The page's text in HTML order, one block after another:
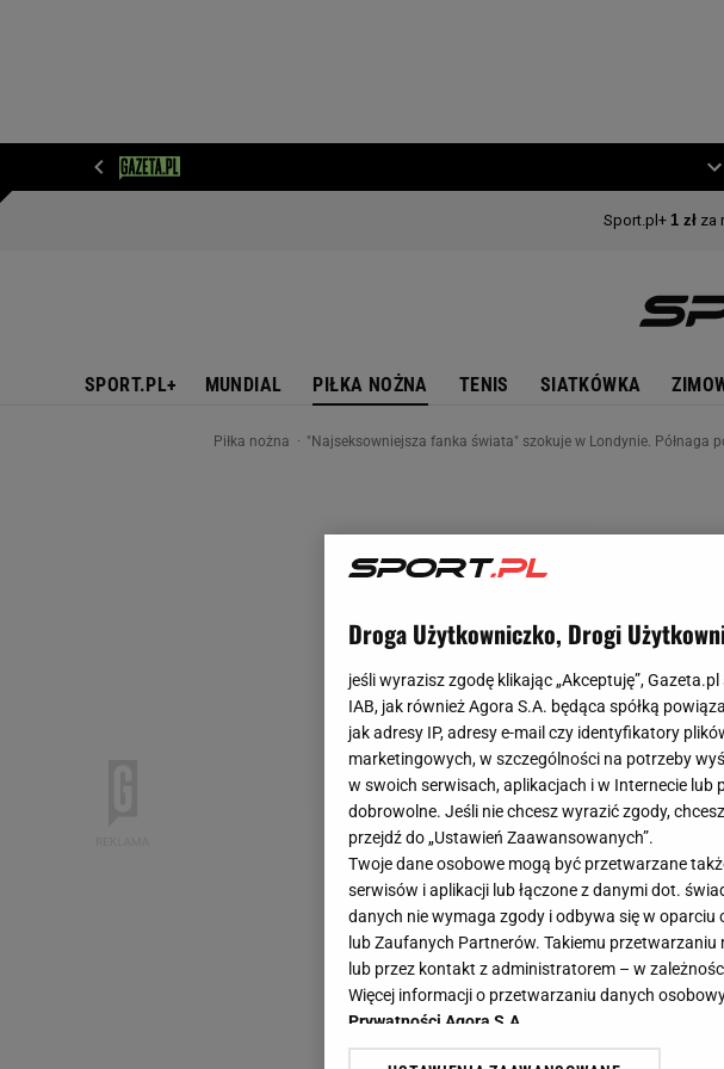
SPORT.PL+ MUNDIAL PIŁKA NOŻNA TENIS SIATKÓWKA
Piłka nożna "Najseksowniejsza fanka świata" szokuje w Londynie. Półnaga
Droga Użytkowniczko, Drogi
jeśli wyrazisz zgodę klikając „Akceptuję”,
IAB, jak również Agora S.A. będąca spółką
jak adresy IP, adresy e-mail czy identyfikatory
marketingowych, w szczególności na potrzeby
w swoich serwisach, aplikacjach i w Internecie
dobrowolne. Jeśli nie chcesz wyrazić zgody,
przejdź do „Ustawień Zaawansowanych”.
Twoje dane osobowe mogą być przetwarzane
serwisów i aplikacji lub łączone z danymi dot.
danych nie wymaga zgody i odbywa się w oparciu
lub Zaufanych Partnerów. Takiemu
lub przez kontakt z administratorem – w
Więcej informacji o przetwarzaniu danych
Prywatności Agora S.A.